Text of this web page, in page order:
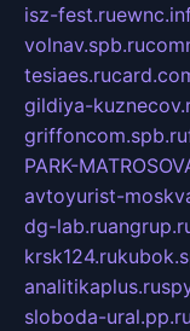
isz-fest.ru
volnav.spb.ru
tesiaes.ru
gildiya-
griffoncom.spb.ru
PARK-
avtoyurist-
dg-lab.ru
krsk124.ru
analitikaplus.ru
sloboda-ural.pp.ru